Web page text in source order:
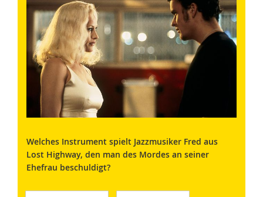
Welches Instrument spielt Jazzmusiker Fred aus
Lost Highway, den man des Mordes an seiner
Ehefrau beschuldigt?